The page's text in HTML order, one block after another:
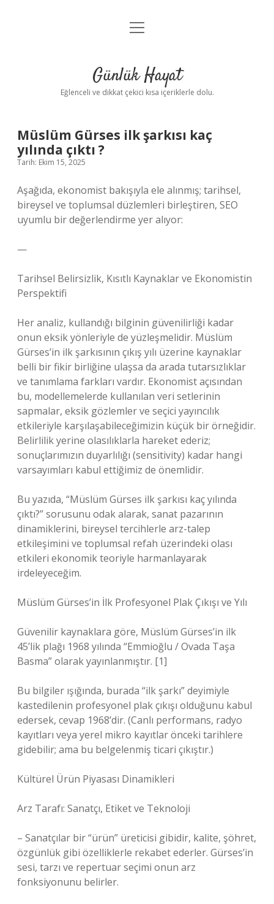
Anasayfa
Yasal Uyarı
menüyü
Günlük Hayat
Eğlenceli ve dikkat çekici kısa içeriklerle dolu.
Müslüm Gürses ilk şarkısı kaç
yılında çıktı ?
Tarih: Ekim 15, 2025
Aşağıda, ekonomist bakışıyla ele alınmış; tarihsel,
bireysel ve toplumsal düzlemleri birleştiren, SEO
uyumlu bir değerlendirme yer alıyor:
—
Tarihsel Belirsizlik, Kısıtlı Kaynaklar ve Ekonomistin
Perspektifi
Her analiz, kullandığı bilginin güvenilirliği kadar
onun eksik yönleriyle de yüzleşmelidir. Müslüm
Gürses’in ilk şarkısının çıkış yılı üzerine kaynaklar
belli bir fikir birliğine ulaşsa da arada tutarsızlıklar
ve tanımlama farkları vardır. Ekonomist açısından
bu, modellemelerde kullanılan veri setlerinin
sapmalar, eksik gözlemler ve seçici yayıncılık
etkileriyle karşılaşabileceğimizin küçük bir örneğidir.
Belirlilik yerine olasılıklarla hareket ederiz;
sonuçlarımızın duyarlılığı (sensitivity) kadar hangi
varsayımları kabul ettiğimiz de önemlidir.
Bu yazıda, “Müslüm Gürses ilk şarkısı kaç yılında
çıktı?” sorusunu odak alarak, sanat pazarının
dinamiklerini, bireysel tercihlerle arz-talep
etkileşimini ve toplumsal refah üzerindeki olası
etkileri ekonomik teoriyle harmanlayarak
irdeleyeceğim.
Müslüm Gürses’in İlk Profesyonel Plak Çıkışı ve Yılı
Güvenilir kaynaklara göre, Müslüm Gürses’in ilk
45’lik plağı 1968 yılında “Emmioğlu / Ovada Taşa
Basma” olarak yayınlanmıştır. [1]
Bu bilgiler ışığında, burada “ilk şarkı” deyimiyle
kastedilenin profesyonel plak çıkışı olduğunu kabul
edersek, cevap 1968’dir. (Canlı performans, radyo
kayıtları veya yerel mikro kayıtlar önceki tarihlere
gidebilir; ama bu belgelenmiş ticari çıkıştır.)
Kültürel Ürün Piyasası Dinamikleri
Arz Tarafı: Sanatçı, Etiket ve Teknoloji
– Sanatçılar bir “ürün” üreticisi gibidir, kalite, şöhret,
özgünlük gibi özelliklerle rekabet ederler. Gürses’in
sesi, tarzı ve repertuar seçimi onun arz
fonksiyonunu belirler.